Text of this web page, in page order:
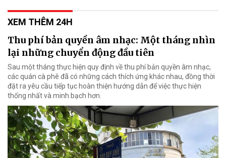
XEM THÊM 24H
Thu phí bản quyền âm nhạc: Một tháng nhìn
lại những chuyển động đầu tiên
Sau một tháng thực hiện quy định về thu phí bản quyền âm nhạc,
các quán cà phê đã có những cách thích ứng khác nhau, đồng thời
đặt ra yêu cầu tiếp tục hoàn thiện hướng dẫn để việc thực hiện
thống nhất và minh bạch hơn.